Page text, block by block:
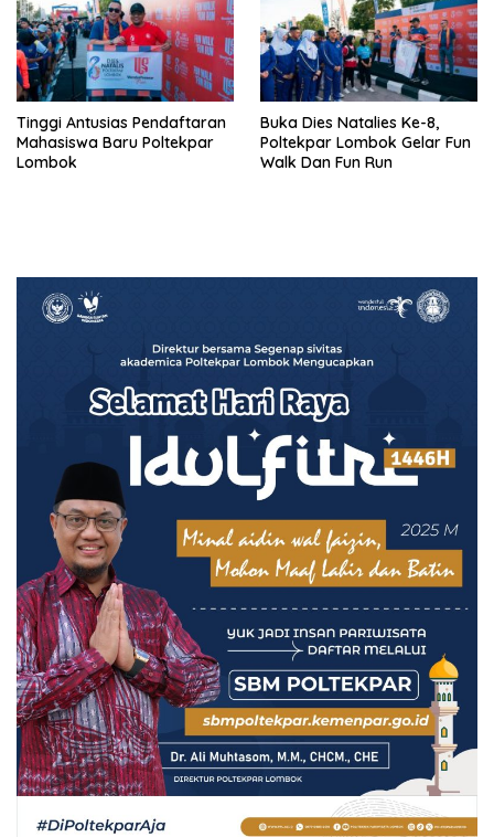
Tinggi Antusias Pendaftaran
Mahasiswa Baru Poltekpar
Lombok
Buka Dies Natalies Ke-8,
Poltekpar Lombok Gelar Fun
Walk Dan Fun Run